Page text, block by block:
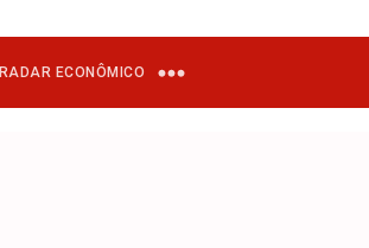
RADAR ECONÔMICO